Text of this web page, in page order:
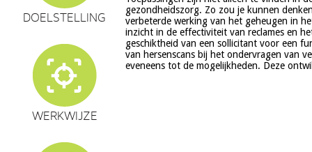
DOELSTELLING
WERKWIJZE
gezondheidszorg. Zo zou je kunnen
verbeterde werking van het geheugen in
inzicht in de effectiviteit van reclames en
geschiktheid van een sollicitant voor een
van hersenscans bij het ondervragen van
eveneens tot de mogelijkheden. Deze
een aantal van deze technologieën is een extra
zorg. Het doel van dit project is om een
verantwoorde ontwikkeling van
hersenwetenschappen te realiseren,